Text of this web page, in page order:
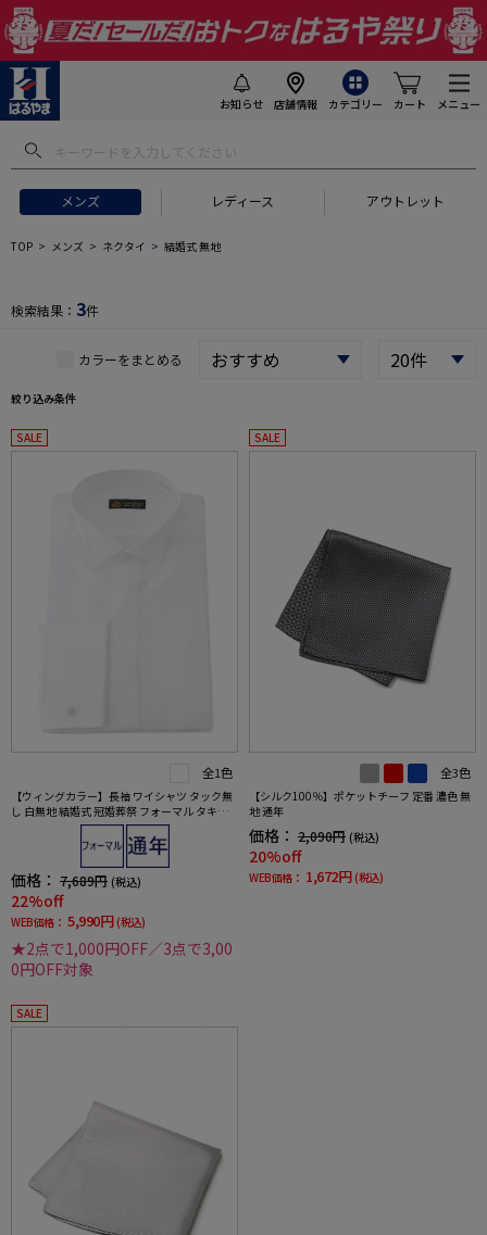
お知らせ 店舗情報 カテゴリー カート メニュー
メンズ レディース アウトレット
フトにおすすめ #セットアップ スーツ
TOP メンズ ネクタイ 結婚式 無地
検索結果： 3件
カラーをまとめる
絞り込み条件
SALE
全1色
【ウィングカラー】長袖 ワイシャツ タック無
し 白無地 結婚式 冠婚葬祭 フォーマル タキシ
ード モーニング 正礼装 蝶ネクタイ向け
価格： 7,689円 (税込)
22%off
WEB価格： 5,990円 (税込)
★2点で1,000円OFF／3点で3,00
0円OFF対象
SALE
全3色
【シルク100％】ポケットチーフ 定番 濃色 無
地 通年
価格： 2,090円 (税込)
20%off
WEB価格： 1,672円 (税込)
SALE